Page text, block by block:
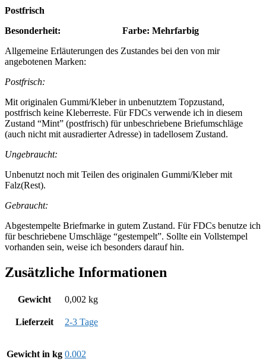
Postfrisch
Besonderheit: Farbe: Mehrfarbig
Allgemeine Erläuterungen des Zustandes bei den von mir
angebotenen Marken:
Postfrisch:
Mit originalen Gummi/Kleber in unbenutztem Topzustand,
postfrisch keine Kleberreste. Für FDCs verwende ich in diesem
Zustand “Mint” (postfrisch) für unbeschriebene Briefumschläge
(auch nicht mit ausradierter Adresse) in tadellosem Zustand.
Ungebraucht:
Unbenutzt noch mit Teilen des originalen Gummi/Kleber mit
Falz(Rest).
Gebraucht:
Abgestempelte Briefmarke in gutem Zustand. Für FDCs benutze ich
für beschriebene Umschläge “gestempelt”. Sollte ein Vollstempel
vorhanden sein, weise ich besonders darauf hin.
Zusätzliche Informationen
Gewicht 0,002 kg
Lieferzeit 2-3 Tage
Gewicht in kg 0.002